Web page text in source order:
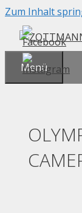
Zum Inhalt
Menü